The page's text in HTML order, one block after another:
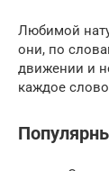
Любимой
они, по
движении и
каждое